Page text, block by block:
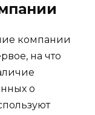
компании
на что
о